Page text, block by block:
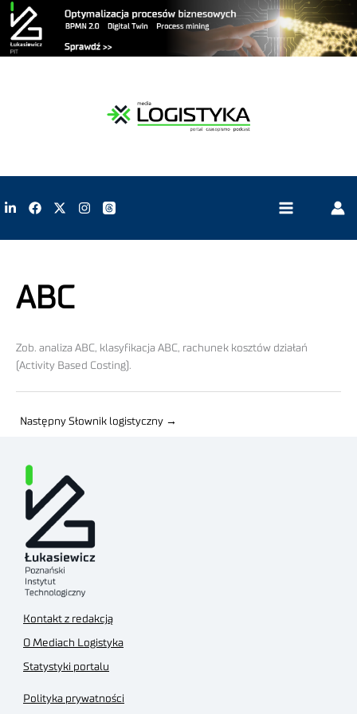
ABC
Zob. analiza ABC, klasyfikacja ABC, rachunek kosztów działań
(Activity Based Costing).
Następny Słownik logistyczny →
Kontakt z redakcją
O Mediach Logistyka
Statystyki portalu
Polityka prywatności